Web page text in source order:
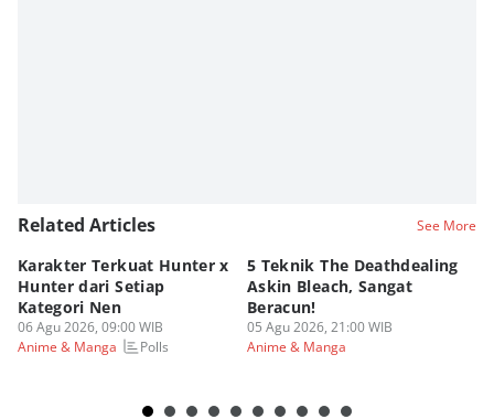
Related Articles See More
Karakter Terkuat Hunter x
Hunter dari Setiap
Kategori Nen
06 Agu 2026, 09:00 WIB
Anime & Manga
Polls
5 Teknik The Deathdealing
Askin Bleach, Sangat
Beracun!
05 Agu 2026, 21:00 WIB
Anime & Manga